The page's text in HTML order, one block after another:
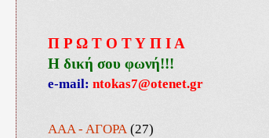
Π Ρ Ω Τ Ο Τ Υ Π Ι Α
Η δική σου φωνή!!!
e-mail: ntokas7@otenet.gr
ΑΑΑ - ΑΓΟΡΑ (27)